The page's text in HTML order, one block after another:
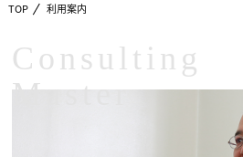
TOP 利用案内
Consulting
Master